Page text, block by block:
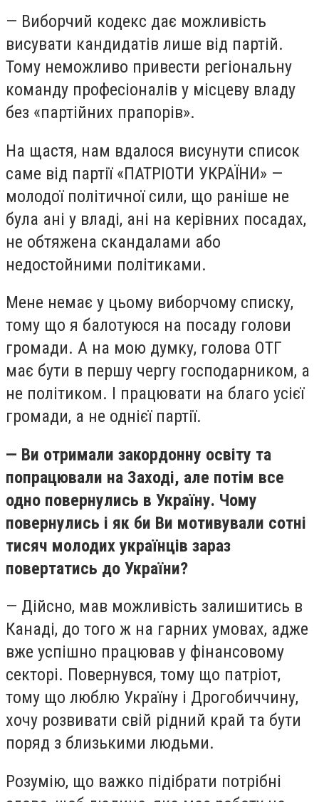
— Виборчий кодекс дає можливість
висувати кандидатів лише від партій.
Тому неможливо привести регіональну
команду професіоналів у місцеву владу
без «партійних прапорів».
На щастя, нам вдалося висунути список
саме від партії «ПАТРІОТИ УКРАЇНИ» —
молодої політичної сили, що раніше не
була ані у владі, ані на керівних посадах,
не обтяжена скандалами або
недостойними політиками.
Мене немає у цьому виборчому списку,
тому що я балотуюся на посаду голови
громади. А на мою думку, голова ОТГ
має бути в першу чергу господарником, а
не політиком. І працювати на благо усієї
громади, а не однієї партії.
— Ви отримали закордонну освіту та
попрацювали на Заході, але потім все
одно повернулись в Україну. Чому
повернулись і як би Ви мотивували сотні
тисяч молодих українців зараз
повертатись до України?
— Дійсно, мав можливість залишитись в
Канаді, до того ж на гарних умовах, адже
вже успішно працював у фінансовому
секторі. Повернувся, тому що патріот,
тому що люблю Україну і Дрогобиччину,
хочу розвивати свій рідний край та бути
поряд з близькими людьми.
Розумію, що важко підібрати потрібні